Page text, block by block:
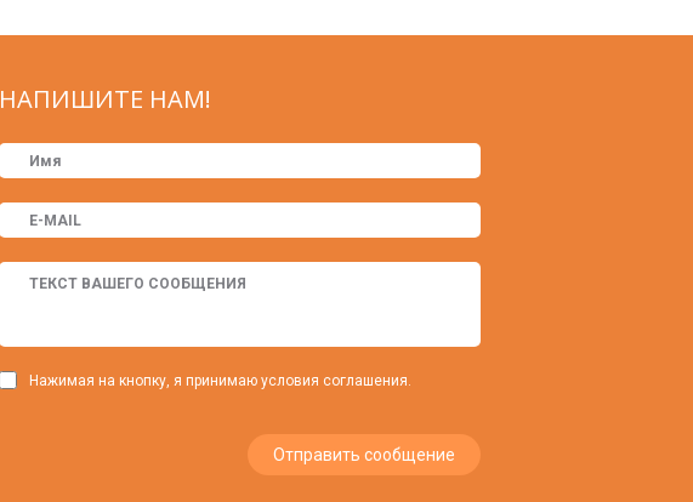
НАПИШИТЕ НАМ!
Нажимая на кнопку, я принимаю условия соглашения.